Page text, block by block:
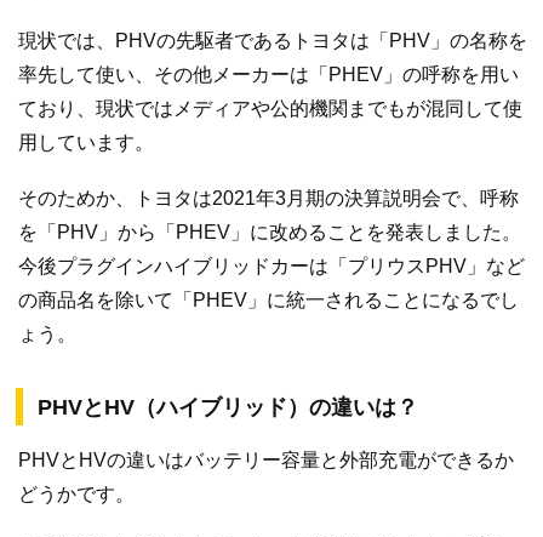
現状では、PHVの先駆者であるトヨタは「PHV」の名称を
率先して使い、その他メーカーは「PHEV」の呼称を用い
ており、現状ではメディアや公的機関までもが混同して使
用しています。
そのためか、トヨタは2021年3月期の決算説明会で、呼称
を「PHV」から「PHEV」に改めることを発表しました。
今後プラグインハイブリッドカーは「プリウスPHV」など
の商品名を除いて「PHEV」に統一されることになるでし
ょう。
PHVとHV（ハイブリッド）の違いは？
PHVとHVの違いはバッテリー容量と外部充電ができるか
どうかです。